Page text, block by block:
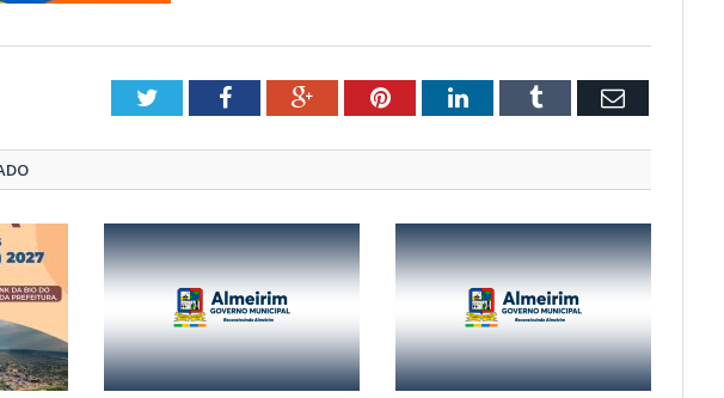
TwitterFacebookGoogle+PinterestLinkedInTumblr Email